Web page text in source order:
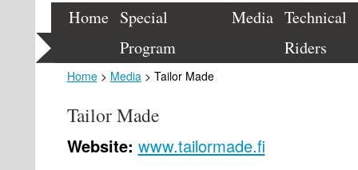
Home Special
Program
Media Technical
Riders
Home> Media> Tailor Made
Tailor Made
Website: www.tailormade.fi